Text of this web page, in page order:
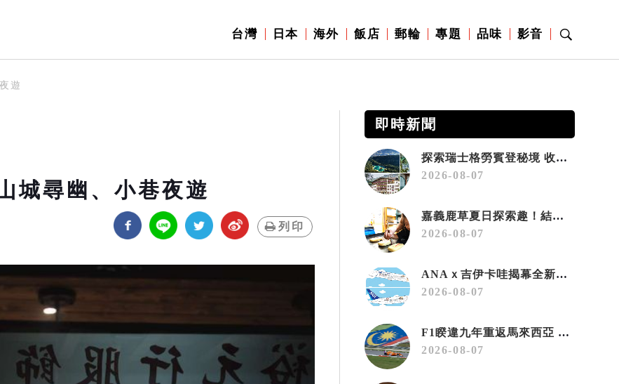
台灣 日本 海外 飯店 郵輪 專題 品味 影音
遊
城尋幽、小巷夜遊
列印
即時新聞
探索瑞士格勞賓登秘境 收藏六種阿爾卑斯夏日療癒之旅
2026-08-07
嘉義鹿草夏日探索趣！結合科學、農場與自然的親子小旅行
2026-08-07
ANAｘ吉伊卡哇揭幕全新彩繪機「Chiikawa JET」
2026-08-07
F1睽違九年重返馬來西亞 三大國際賽事打造10月運動旅遊熱潮 賽車、自行車、路跑同週登場
2026-08-07